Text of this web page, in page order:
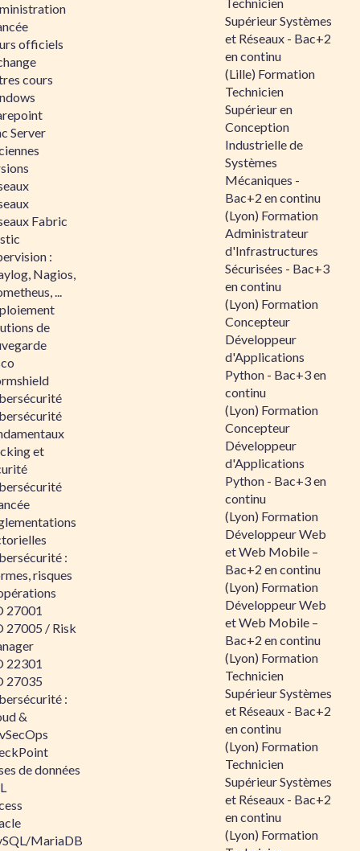
officiels
cours
Server
Fabric
:
Nagios,
...
de
et
:
risques
27001
27005 / Risk
22301
27035
:
&
de données
MariaDB
Supérieur Systèmes
et Réseaux - Bac+2
en continu
(Lille) Formation
Technicien
Supérieur en
Conception
Industrielle de
Systèmes
Mécaniques -
Bac+2 en continu
(Lyon) Formation
Administrateur
d'Infrastructures
Sécurisées - Bac+3
en continu
(Lyon) Formation
Concepteur
Développeur
d'Applications
Python - Bac+3 en
continu
(Lyon) Formation
Concepteur
Développeur
d'Applications
Python - Bac+3 en
continu
(Lyon) Formation
Développeur Web
et Web Mobile –
Bac+2 en continu
(Lyon) Formation
Développeur Web
et Web Mobile –
Bac+2 en continu
(Lyon) Formation
Technicien
Supérieur Systèmes
et Réseaux - Bac+2
en continu
(Lyon) Formation
Technicien
Supérieur Systèmes
et Réseaux - Bac+2
en continu
(Lyon) Formation